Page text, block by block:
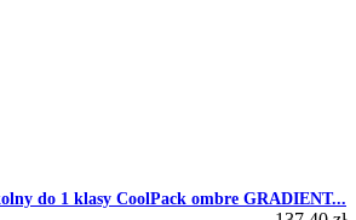
do 1 klasy CoolPack ombre GRADIENT...